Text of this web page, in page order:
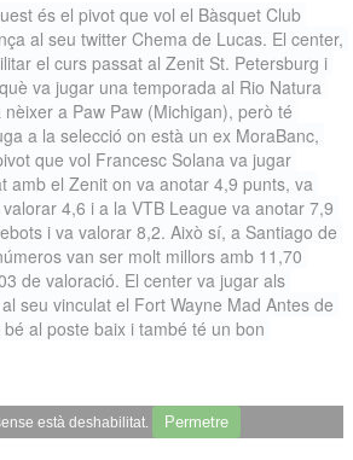
és el pivot que vol el Bàsquet Club
al seu twitter Chema de Lucas. El center,
el curs passat al Zenit St. Petersburg i
va jugar una temporada al Rio Natura
a Paw Paw (Michigan), però té
a la selecció on està un ex MoraBanc,
que vol Francesc Solana va jugar
amb el Zenit on va anotar 4,9 punts, va
4,6 i a la VTB League va anotar 7,9
i va valorar 8,2. Això sí, a Santiago de
van ser molt millors amb 11,70
de valoració. El center va jugar als
seu vinculat el Fort Wayne Mad Antes de
al poste baix i també té un bon
està deshabilitat. Permetre